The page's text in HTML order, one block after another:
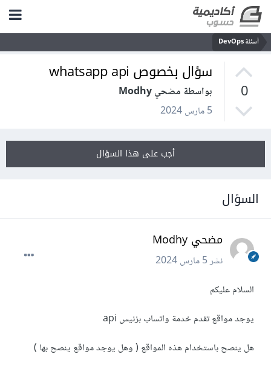
أسئلة DevOps
0
سؤال بخصوص whatsapp api
بواسطة مضحي Modhy
5 مارس 2024
أجب على هذا السؤال
السؤال
مضحي Modhy
نشر5 مارس 2024
السلام عليكم
يوجد مواقع تقدم خدمة واتساب بزنيس api
هل ينصح باستخدام هذه المواقع ( وهل يوجد مواقع ينصح بها )